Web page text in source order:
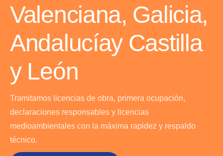
Valenciana, Galicia,
Andalucíay Castilla
y León
Tramitamos licencias de obra, primera ocupación,
declaraciones responsables y licencias
medioambientales con la máxima rapidez y respaldo
técnico.